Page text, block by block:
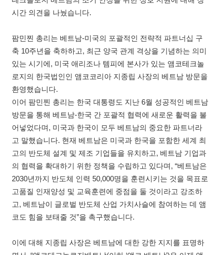
시간 의견을 나눴습니다.
팜민찐 총리는 베트남-미국의 포괄적인 전략적 파트너십 구
축 10주년을 축하하고, 최근 양국 관계 격상을 기념하는 의미
있는 시기에, 미국 애리조나 템피에 본사가 있는 앰코테크놀
로지의 한국법인인 앰코코리아 지종립 사장의 베트남 방문을
환영했습니다.
이어 팜민찐 총리는 한국 대통령도 지난 6월 성공적인 베트남
방문을 통해 베트남-한국 간 포괄적 협력에 새로운 활력을 불
어넣었다며, 미국과 한국이 모두 베트남의 중요한 파트너라
고 말했습니다. 현재 베트남은 미국과 한국을 포함한 세계 최
고의 반도체 설계 및 제조 기업들을 유치하고, 베트남 기업과
의 협력을 확대하기 위한 정책을 수립하고 있다며, “베트남은
2030년까지 반도체 인력 50,000명을 훈련시키는 것을 목표로
고품질 인재양성 및 교육훈련에 중점을 둘 것이라고 강조하
고, 베트남이 글로벌 반도체 산업 가치사슬에 참여하는 데 앰
코도 힘을 보태줄 것”을 촉구했습니다.
이에 대해 지종립 사장은 베트남에 대한 강한 지지를 표명하